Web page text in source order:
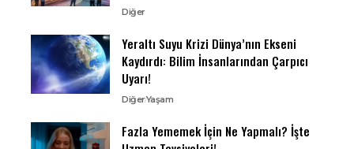
Diğer
Yeraltı Suyu Krizi Dünya’nın Ekseni
Kaydırdı: Bilim İnsanlarından Çarpıcı
Uyarı!
DiğerYaşam
Fazla Yememek İçin Ne Yapmalı? İşte